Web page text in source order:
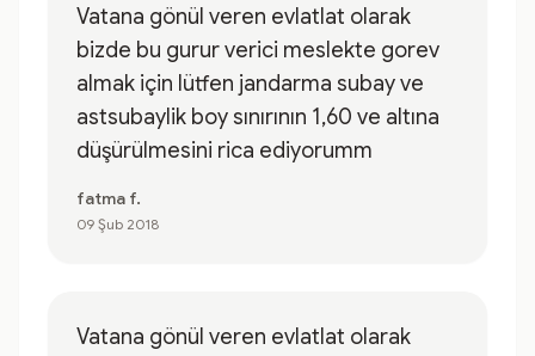
Vatana gönül veren evlatlat olarak
bizde bu gurur verici meslekte gorev
almak için lütfen jandarma subay ve
astsubaylik boy sınırının 1,60 ve altına
düşürülmesini rica ediyorumm
fatma f.
09 Şub 2018
Vatana gönül veren evlatlat olarak